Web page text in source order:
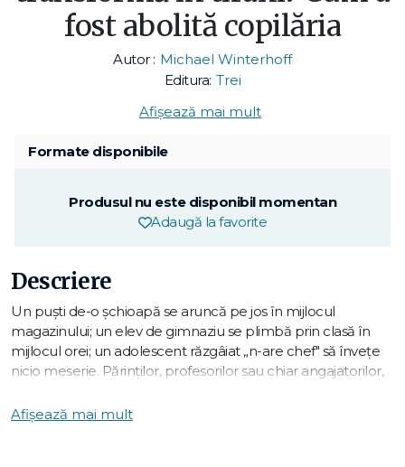
fost abolită copilăria
Autor : Michael Winterhoff
Editura: Trei
Afișează mai mult
Formate disponibile
Produsul nu este disponibil momentan
Adaugă la favorite
Descriere
Un puști de-o șchioapă se aruncă pe jos în mijlocul
magazinului; un elev de gimnaziu se plimbă prin clasă în
mijlocul orei; un adolescent răzgâiat „n-are chef" să învețe
nicio meserie. Părinților, profesorilor sau chiar angajatorilor,
ajuns să-i joace pe degete pe adulți și să nu mai respecte
Afișează mai mult